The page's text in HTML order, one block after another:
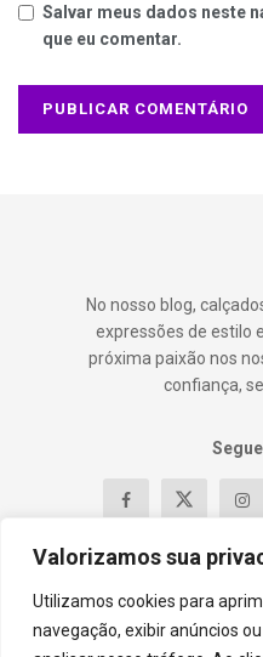
Valorizamos sua
Utilizamos cookies para
navegação, exibir anúncios
Salvar meus dados neste
que eu comentar.
No nosso blog,
expressões de estilo
próxima paixão nos
confiança,